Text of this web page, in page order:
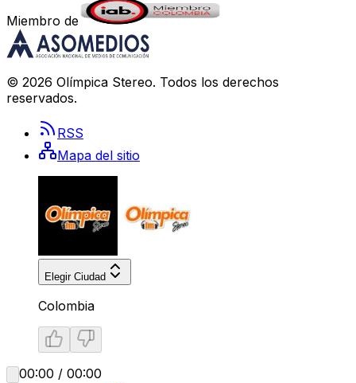
Miembro de
© 2026 Olímpica Stereo. Todos los derechos
reservados.
RSS
Mapa del sitio
Elegir Ciudad
Colombia
00:00 / 00:00